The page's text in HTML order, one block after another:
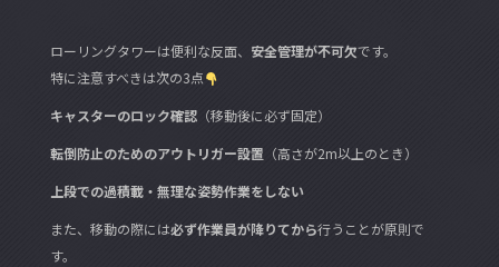
ローリングタワーは便利な反面、 安全管理が不可欠です。
特に注意すべきは次の3点
キャスターのロック確認（移動後に必ず固定）
転倒防止のためのアウトリガー設置 （高さが2m以上のとき）
上段での過積載・無理な姿勢作業をしない
また、移動の際には必ず作業員が降りてから行うことが原則で
す。